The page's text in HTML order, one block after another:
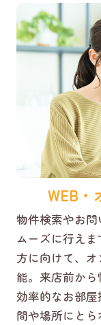
WEB・
物件検索やお問
ムーズに行え
方に向けて、
能。来店前から
効率的なお部
間や場所にとら